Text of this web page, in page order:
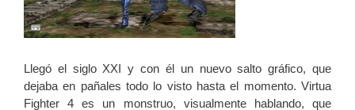
Llegó el siglo XXI y con él un nuevo salto gráfico, que
dejaba en pañales todo lo visto hasta el momento. Virtua
Fighter 4 es un monstruo, visualmente hablando, que